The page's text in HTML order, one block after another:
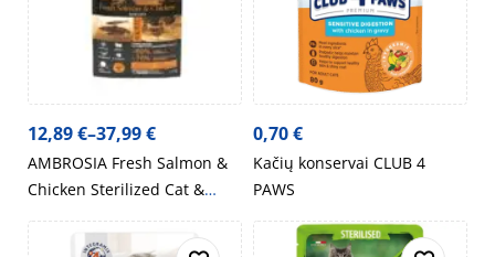
12,89€–37,99€
AMBROSIA Fresh Salmon &
Chicken Sterilized Cat &
Adult – begrūdis sausas
maistas katėms su lašiša ir
0,70€
Kačių konservai CLUB 4
PAWS